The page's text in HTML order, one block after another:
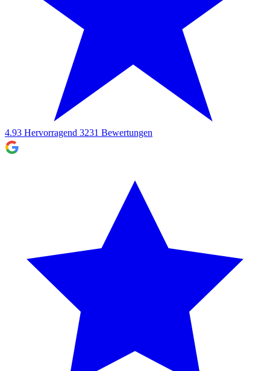
4.93 Hervorragend 3231 Bewertungen